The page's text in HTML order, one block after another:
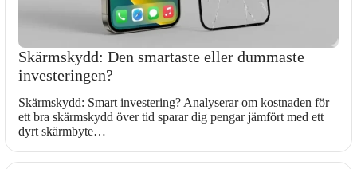
Skärmskydd: Den smartaste eller dummaste
investeringen?
Skärmskydd: Smart investering? Analyserar om kostnaden för
ett bra skärmskydd över tid sparar dig pengar jämfört med ett
dyrt skärmbyte…